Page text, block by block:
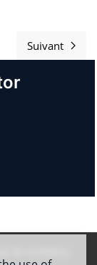
Article
Suivant